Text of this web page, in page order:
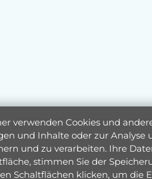
verwenden Cookies und
und Inhalte oder zur
und zu verarbeiten. Ihre
stimmen Sie der
Schaltflächen klicken, um die